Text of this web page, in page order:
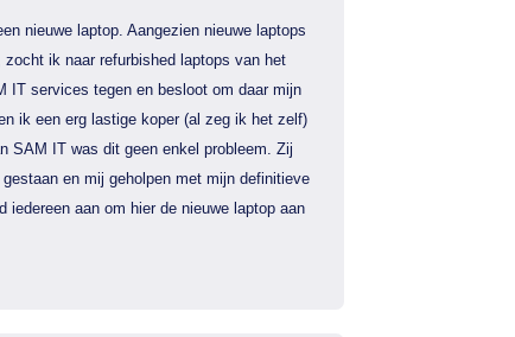
nieuwe laptop. Aangezien nieuwe laptops
ik naar refurbished laptops van het
IT services tegen en besloot om daar mijn
ik een erg lastige koper (al zeg ik het zelf)
SAM IT was dit geen enkel probleem. Zij
en mij geholpen met mijn definitieve
iedereen aan om hier de nieuwe laptop aan